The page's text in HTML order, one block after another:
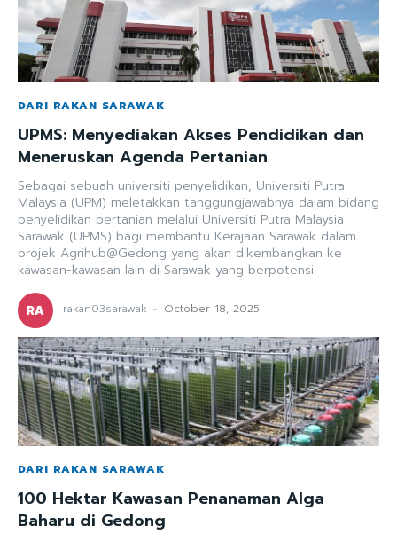
DARI RAKAN SARAWAK
UPMS: Menyediakan Akses Pendidikan dan
Meneruskan Agenda Pertanian
Sebagai sebuah universiti penyelidikan, Universiti Putra
Malaysia (UPM) meletakkan tanggungjawabnya dalam bidang
penyelidikan pertanian melalui Universiti Putra Malaysia
Sarawak (UPMS) bagi membantu Kerajaan Sarawak dalam
projek Agrihub@Gedong yang akan dikembangkan ke
kawasan-kawasan lain di Sarawak yang berpotensi.
rakan03sarawak - October 18, 2025
DARI RAKAN SARAWAK
100 Hektar Kawasan Penanaman Alga
Baharu di Gedong